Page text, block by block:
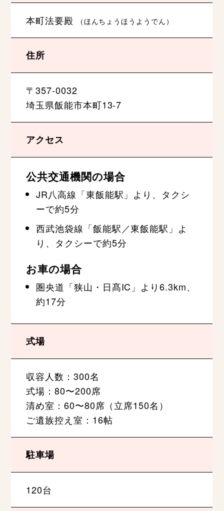
本町法要殿 （ほんちょうほうようでん）
住所
〒357-0032
埼玉県飯能市本町13-7
アクセス
公共交通機関の場合
JR八高線「東飯能駅」より、タクシ
ーで約5分
西武池袋線「飯能駅／東飯能駅」よ
り、タクシーで約5分
お車の場合
圏央道「狭山・日髙IC」より6.3km、
約17分
式場
収容人数：300名
式場：80〜200席
清め室：60〜80席（立席150名）
ご遺族控え室：16帖
駐車場
120台